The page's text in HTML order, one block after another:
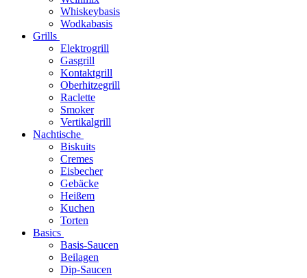
Whiskeybasis
Wodkabasis
Grills
Elektrogrill
Gasgrill
Kontaktgrill
Oberhitzegrill
Raclette
Smoker
Vertikalgrill
Nachtische
Biskuits
Cremes
Eisbecher
Gebäcke
Heißem
Kuchen
Torten
Basics
Basis-Saucen
Beilagen
Dip-Saucen